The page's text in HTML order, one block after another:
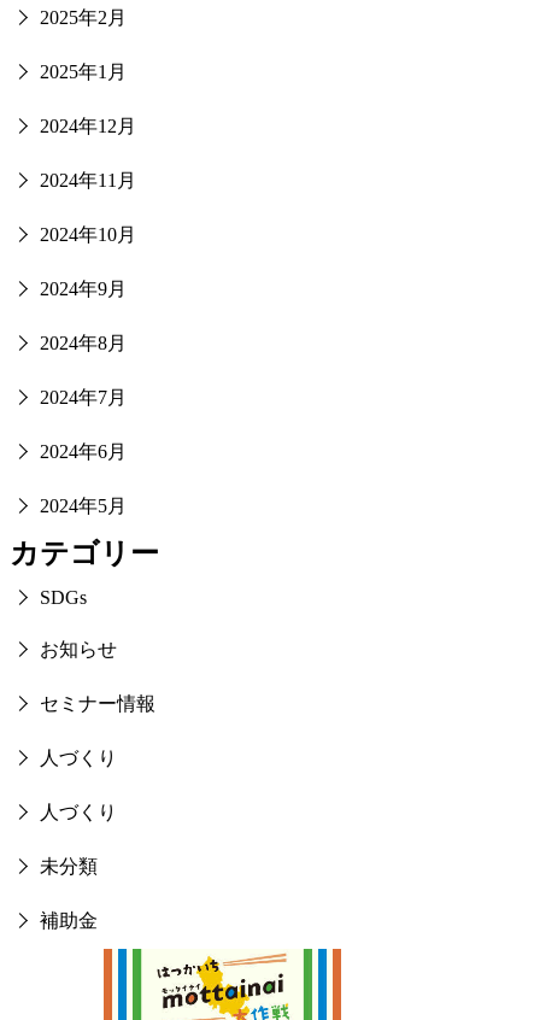
2025年2月
2025年1月
2024年12月
2024年11月
2024年10月
2024年9月
2024年8月
2024年7月
2024年6月
2024年5月
カテゴリー
SDGs
お知らせ
セミナー情報
人づくり
人づくり
未分類
補助金